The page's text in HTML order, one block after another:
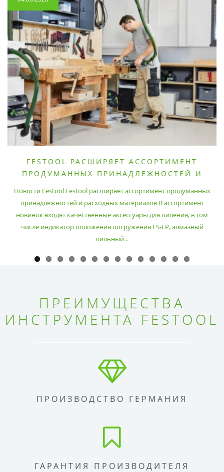
FESTOOL РАСШИРЯЕТ АССОРТИМЕНТ
ПРОДУМАННЫХ ПРИНАДЛЕЖНОСТЕЙ И
Новости Festool Festool расширяет ассортимент продуманных
принадлежностей и расходных материалов В ассортимент
новинок входят качественные аксессуары для пиления, в том
числе индикатор положения погружения FS-EP, алмазный
пильный ..
ПРЕИМУЩЕСТВА
ИНСТРУМЕНТА FESTOOL
ПРОИЗВОДСТВО ГЕРМАНИЯ
ГАРАНТИЯ ПРОИЗВОДИТЕЛЯ